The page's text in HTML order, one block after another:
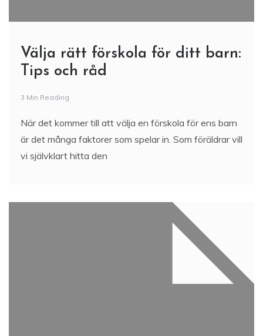
Välja rätt förskola för ditt barn:
Tips och råd
3 Min Reading
När det kommer till att välja en förskola för ens barn
är det många faktorer som spelar in. Som föräldrar vill
vi självklart hitta den